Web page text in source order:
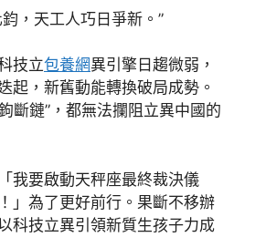
，天工人巧日爭新。”
技立包養網異引擎日趨微弱，
起，新舊動能轉換破局成勢。
斷鏈”，都無法攔阻立異中國的
我要啟動天秤座最終裁決儀
」為了更好前行。果斷不移辦
科技立異引領新質生孩子力成